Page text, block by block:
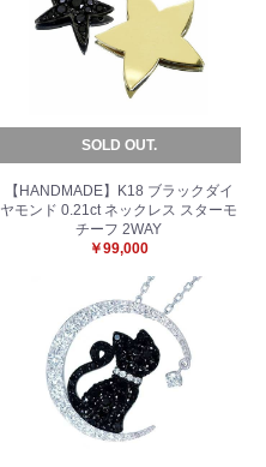
SOLD OUT.
【HANDMADE】K18 ブラックダイ
ヤモンド 0.21ct ネックレス スターモ
チーフ 2WAY
￥99,000